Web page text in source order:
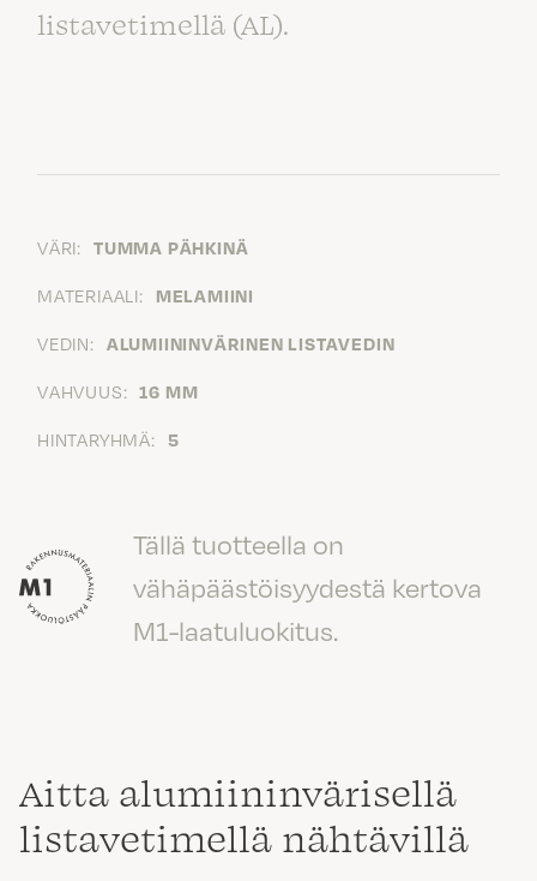
listavetimellä (AL).
VÄRI: TUMMA PÄHKINÄ
MATERIAALI: MELAMIINI
VEDIN: ALUMIININVÄRINEN LISTAVEDIN
VAHVUUS: 16 MM
HINTARYHMÄ: 5
Tällä tuotteella on
vähäpäästöisyydestä kertova
M1-laatuluokitus.
Aitta alumiininvärisellä
listavetimellä nähtävillä